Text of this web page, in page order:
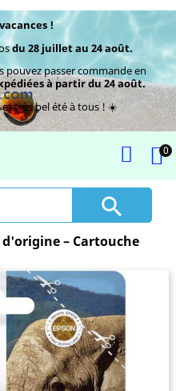
!
du 28 juillet au 24 août.
passer commande en
à partir du 24 août.
très bel été à tous ! ☀️
0

– Cartouche